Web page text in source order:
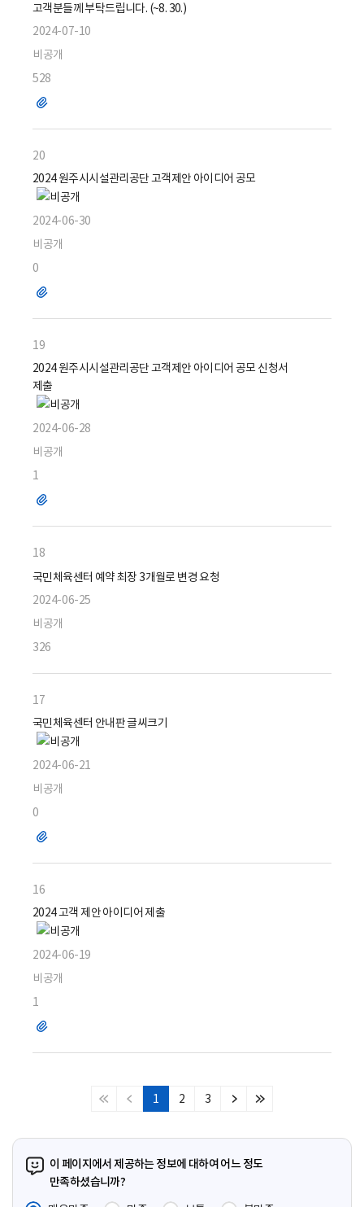
고객분들께 부탁드립니다. (~8. 30.)
2024-07-10
비공개
528
파
20
2024 원주시시설관리공단 고객제안 아이디어 공모
2024-06-30
비공개
0
파
19
2024 원주시시설관리공단 고객제안 아이디어 공모 신청서
제출
2024-06-28
비공개
1
파
18
국민체육센터 예약 최장 3개월로 변경 요청
2024-06-25
비공개
326
17
국민체육센터 안내판 글씨크기
2024-06-21
비공개
0
파
16
2024 고객 제안 아이디어 제출
2024-06-19
비공개
1
파
처
페
이
지
이
페
이
1 2 3
다
페
이
마
막
페
이 페이지에서 제공하는 정보에 대하여 어느 정도
만족하셨습니까?